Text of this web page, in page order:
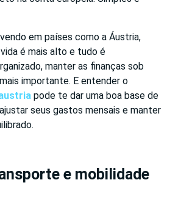
em países como a Áustria,
é mais alto e tudo é
manter as finanças sob
importante. E entender o
pode te dar uma boa base de
seus gastos mensais e manter
e mobilidade